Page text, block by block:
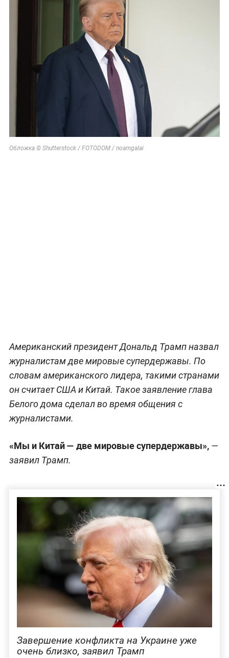
Обложка © Shutterstock / FOTODOM / noamgalai
Американский президент Дональд Трамп назвал
журналистам две мировые супердержавы. По
словам американского лидера, такими странами
он считает США и Китай. Такое заявление глава
Белого дома сделал во время общения с
журналистами.
«Мы и Китай — две мировые супердержавы», —
заявил Трамп.
Завершение конфликта на Украине уже
очень близко, заявил Трамп